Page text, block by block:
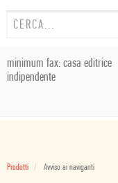
minimum fax: casa editrice
indipendente
Prodotti Avviso ai naviganti